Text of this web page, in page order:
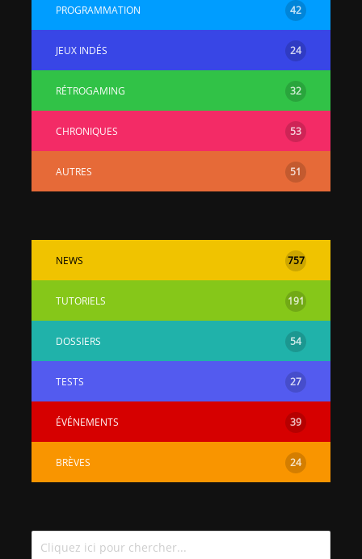
PROGRAMMATION 42
JEUX INDÉS 24
RÉTROGAMING 32
CHRONIQUES 53
AUTRES 51
NEWS 757
TUTORIELS 191
DOSSIERS 54
TESTS 27
ÉVÉNEMENTS 39
BRÈVES 24